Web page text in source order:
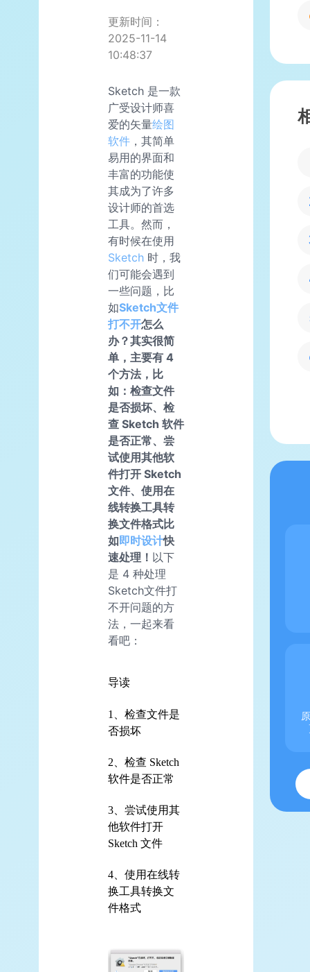
更新时间：
2025-11-14
10:48:37
Sketch 是一款
广受设计师喜
爱的矢量绘图
软件 ，其简单
易用的界面和
丰富的功能使
其成为了许多
设计师的首选
工具。然而，
有时候在使用
Sketch 时，我
们可能会遇到
一些问题，比
如Sketch文件
打不开怎么
办？其实很简
单，主要有 4
个方法，比
如：检查文件
是否损坏、检
查 Sketch 软件
是否正常、尝
试使用其他软
件打开 Sketch
文件、使用在
线转换工具转
换文件格式比
如即时设计快
速处理！ 以下
是 4 种处理
Sketch文件打
不开问题的方
法，一起来看
看吧：
导读
1、检查文件是
否损坏
2、检查 Sketch
软件是否正常
3、尝试使用其
他软件打开
Sketch 文件
4、使用在线转
换工具转换文
件格式